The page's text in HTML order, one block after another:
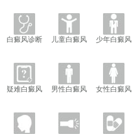
白癜风诊断 儿童白癜风 少年白癜风
疑难白癜风 男性白癜风 女性白癜风